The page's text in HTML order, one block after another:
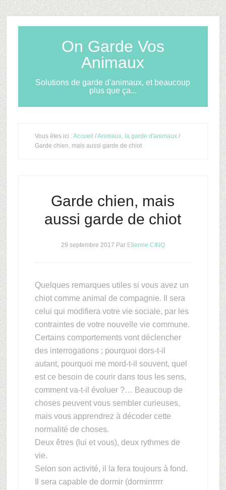
On Garde Vos
Animaux
Solutions de garde d'animaux, et beaucoup
plus que ça...
Vous êtes ici : Accueil /Animaux, la garde d'animaux/
Garde chien, mais aussi garde de chiot
Garde chien, mais
aussi garde de chiot
29 septembre 2017 Par Etienne CINQ
Quelques remarques utiles si vous avez un
chiot comme animal de compagnie. Il sera
celui qui modifiera votre vie sociale, par les
contraintes de votre nouvelle vie commune.
Certains comportements vont déclencher
des interrogations ; pourquoi dors-t-il
autant, pourquoi me mord-t-il souvent, quel
est ce besoin de courir dans tous les sens,
comment va-t-il évoluer ?… Beaucoup de
choses peuvent vous sembler curieuses,
mais vous apprendrez à décoder cette
normalité de choses.
Deux êtres (lui et vous), deux rythmes de
vie.
Selon son activité, il la fera toujours à fond.
Il sera capable de dormir (dormirrrrrr